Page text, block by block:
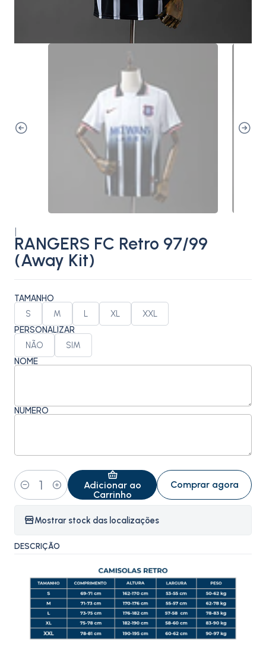
RANGERS FC Retro 97/99
(Away Kit)
TAMANHO
S M L XL XXL
PERSONALIZAR
NÃO SIM
NOME
NÚMERO
Quantidade
Adicionar ao
Carrinho
Comprar agora
Mostrar stock das localizações
DESCRIÇÃO